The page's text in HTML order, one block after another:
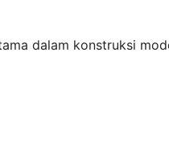
dalam konstruksi